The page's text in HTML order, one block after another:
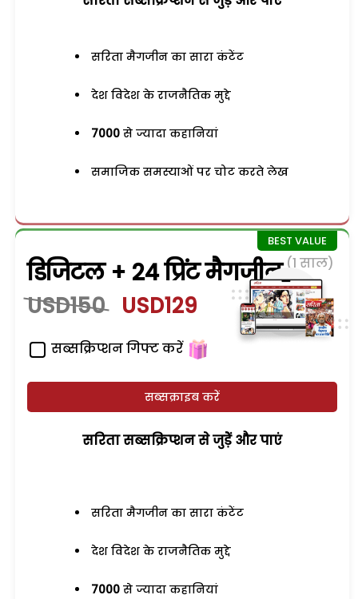
सरिता मैगजीन का सारा कंटेंट
देश विदेश के राजनैतिक मुद्दे
7000 से ज्यादा कहानियां
समाजिक समस्याओं पर चोट करते लेख
डिजिटल + 24 प्रिंट मैगजीन (1 साल)
USD150 USD129
सब्सक्रिप्शन गिफ्ट करें
सब्सक्राइब करें
सरिता सब्सक्रिप्शन से जुड़ेें और पाएं
सरिता मैगजीन का सारा कंटेंट
देश विदेश के राजनैतिक मुद्दे
7000 से ज्यादा कहानियां